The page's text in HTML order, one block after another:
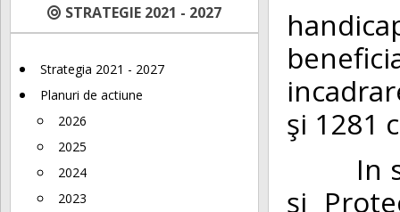
STRATEGIE 2021 - 2027
Strategia 2021 - 2027
Planuri de actiune
2026
2025
2024
2023
şi 1281
In
şi